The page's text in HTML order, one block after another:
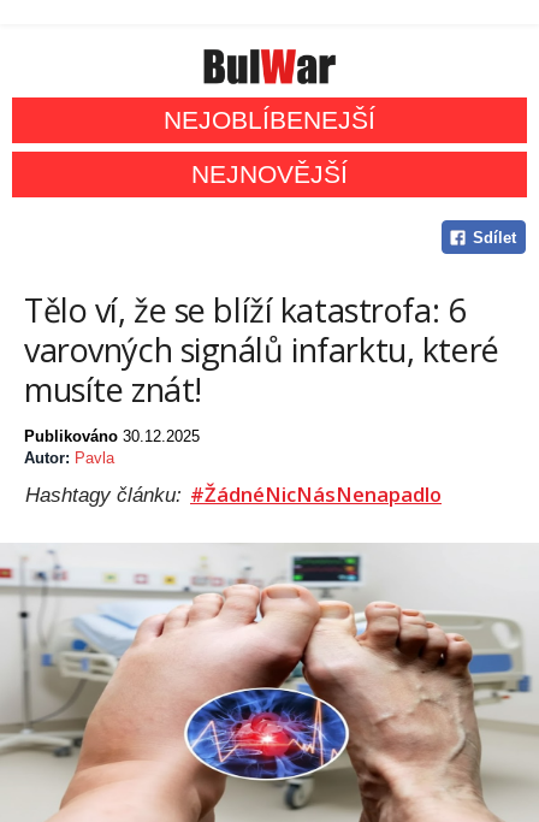
NEJOBLÍBENEJŠÍ
NEJNOVĚJŠÍ
Sdílet
Tělo ví, že se blíží katastrofa: 6
varovných signálů infarktu, které
musíte znát!
Publikováno 30.12.2025
Autor: Pavla
Hashtagy článku: #ŽádnéNicNásNenapadlo